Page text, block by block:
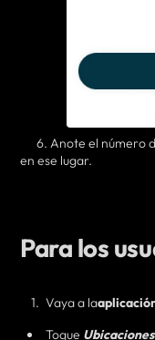
6. Anote el número
en ese lugar.
Para los
Vaya a la
Toque Ubicaciones